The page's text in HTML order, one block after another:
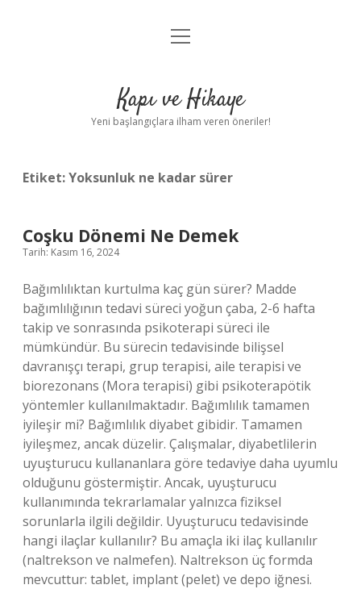
Anasayfa
Yasal Uyarı
menüyü
Kapı ve Hikaye
Yeni başlangıçlara ilham veren öneriler!
Etiket:Yoksunluk ne kadar sürer
Coşku Dönemi Ne Demek
Tarih: Kasım 16, 2024
Bağımlılıktan kurtulma kaç gün sürer? Madde
bağımlılığının tedavi süreci yoğun çaba, 2-6 hafta
takip ve sonrasında psikoterapi süreci ile
mümkündür. Bu sürecin tedavisinde bilişsel
davranışçı terapi, grup terapisi, aile terapisi ve
biorezonans (Mora terapisi) gibi psikoterapötik
yöntemler kullanılmaktadır. Bağımlılık tamamen
iyileşir mi? Bağımlılık diyabet gibidir. Tamamen
iyileşmez, ancak düzelir. Çalışmalar, diyabetlilerin
uyuşturucu kullananlara göre tedaviye daha uyumlu
olduğunu göstermiştir. Ancak, uyuşturucu
kullanımında tekrarlamalar yalnızca fiziksel
sorunlarla ilgili değildir. Uyuşturucu tedavisinde
hangi ilaçlar kullanılır? Bu amaçla iki ilaç kullanılır
(naltrekson ve nalmefen). Naltrekson üç formda
mevcuttur: tablet, implant (pelet) ve depo iğnesi.